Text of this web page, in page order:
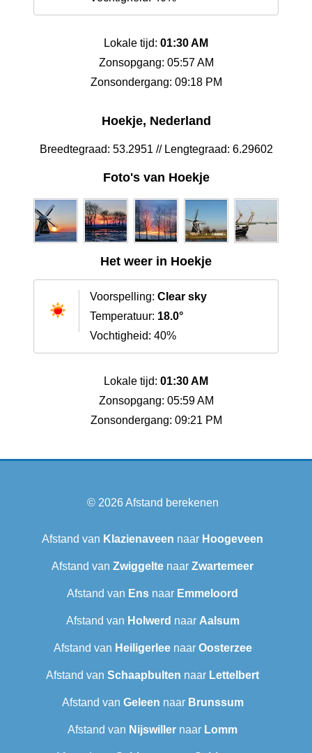
Lokale tijd: 01:30 AM
Zonsopgang: 05:57 AM
Zonsondergang: 09:18 PM
Hoekje, Nederland
Breedtegraad: 53.2951 // Lengtegraad: 6.29602
Foto's van Hoekje
Het weer in Hoekje
Voorspelling: Clear sky
Temperatuur: 18.0°
Vochtigheid: 40%
Lokale tijd: 01:30 AM
Zonsopgang: 05:59 AM
Zonsondergang: 09:21 PM
© 2026Afstand berekenen
Afstand van Klazienaveen naar Hoogeveen
Afstand van Zwiggelte naar Zwartemeer
Afstand van Ens naar Emmeloord
Afstand van Holwerd naar Aalsum
Afstand van Heiligerleenaar Oosterzee
Afstand van Schaapbulten naar Lettelbert
Afstand van Geleen naar Brunssum
Afstand van Nijswiller naar Lomm